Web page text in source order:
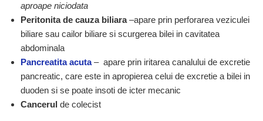
aproape niciodata
Peritonita de cauza biliara–apare prin perforarea veziculei
biliare sau cailor biliare si scurgerea bilei in cavitatea
abdominala
Pancreatita acuta – apare prin iritarea canalului de excretie
pancreatic, care este in apropierea celui de excretie a bilei in
duoden si se poate insoti de icter mecanic
Cancerul de colecist